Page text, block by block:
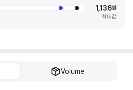
1,136원
최대값
Volume